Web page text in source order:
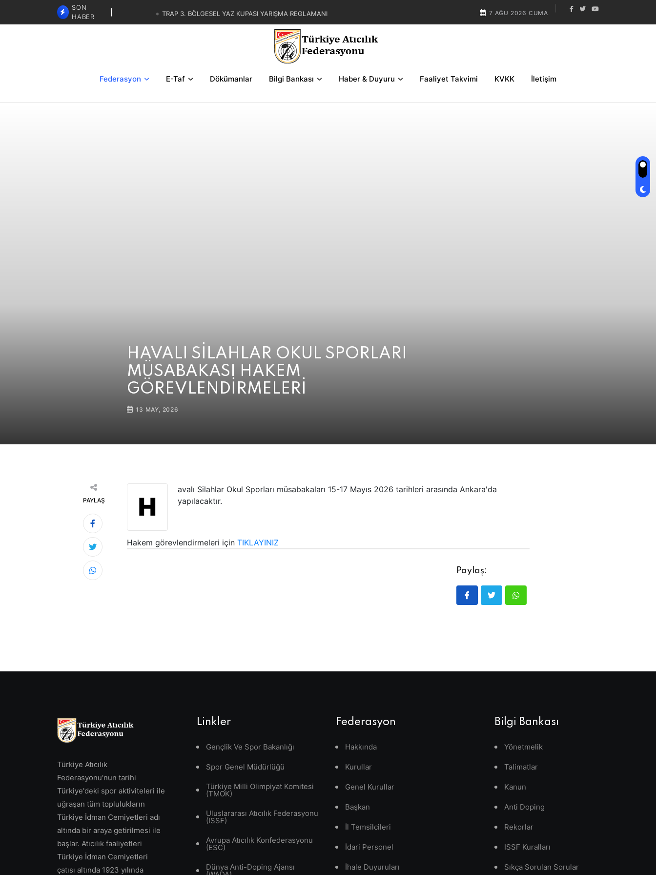
SON
HABER
TRAP 3. BÖLGESEL YAZ KUPASI YARIŞMA REGLAMANI
SKEET - TRAP İBRAHİM KARASAR ZAFER KUPASI YARIŞMALARI HAKEM
TRAP 3. BÖLGESEL YAZ KUPASI YARIŞMALARI KATILIMCI LİSTELERİ
7 AĞU 2026 CUMA
Federasyon E-Taf Dökümanlar Bilgi Bankası Haber & Duyuru Faaliyet Takvimi KVKK İletişim
HAVALI SİLAHLAR OKUL SPORLARI
MÜSABAKASI HAKEM
GÖREVLENDİRMELERİ
13 MAY, 2026
PAYLAŞ H
avalı Silahlar Okul Sporları müsabakaları 15-17 Mayıs 2026 tarihleri arasında Ankara'da
yapılacaktır.
Hakem görevlendirmeleri için TIKLAYINIZ
Paylaş:
Türkiye Atıcılık
Federasyonu'nun tarihi
Türkiye'deki spor aktiviteleri ile
uğraşan tüm toplulukların
Türkiye İdman Cemiyetleri adı
altında bir araya getirilmesi ile
başlar. Atıcılık faaliyetleri
Türkiye İdman Cemiyetleri
çatısı altında 1923 yılında
Linkler
Gençlik Ve Spor Bakanlığı
Spor Genel Müdürlüğü
Türkiye Milli Olimpiyat Komitesi
(TMOK)
Uluslararası Atıcılık Federasyonu
(ISSF)
Avrupa Atıcılık Konfederasyonu
(ESC)
Dünya Anti-Doping Ajansı
Federasyon
Hakkında
Kurullar
Genel Kurullar
Başkan
İl Temsilcileri
İdari Personel
İhale Duyuruları
Bilgi Bankası
Yönetmelik
Talimatlar
Kanun
Anti Doping
Rekorlar
ISSF Kuralları
Sıkça Sorulan Sorular